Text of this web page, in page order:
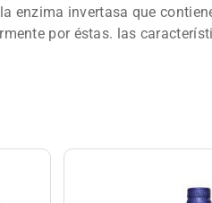
invertasa que
por éstas. las